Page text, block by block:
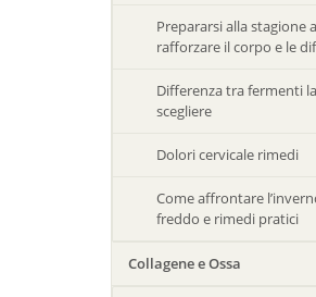
Prepararsi alla stagione
rafforzare il corpo e le
Differenza tra fermenti
scegliere
Dolori cervicale rimedi
Come affrontare
freddo e rimedi pratici
Collagene e Ossa